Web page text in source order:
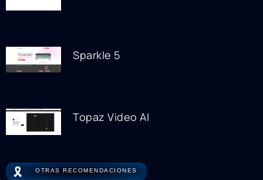
Sparkle 5
Topaz Video AI
🎗️ OTRAS RECOMENDACIONES